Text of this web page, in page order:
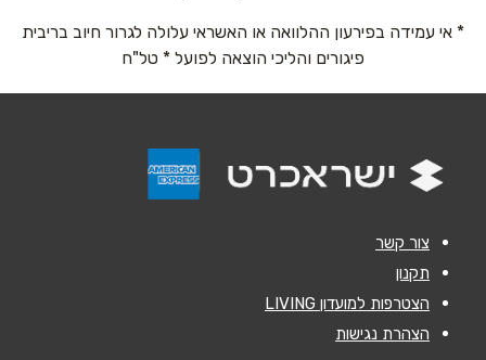
אימייל*
* אי עמידה בפירעון ההלוואה או האשראי עלולה לגרור חיוב בריבית
פיגורים והליכי הוצאה לפועל * טל"ח
צור קשר
תקנון
הצטרפות למועדון LIVING
הצהרת נגישות